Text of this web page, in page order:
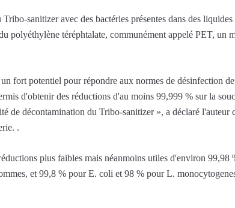
sanitizer avec des bactéries présentes dans des
polyéthylène téréphtalate, communément appelé PET, un
fort potentiel pour répondre aux normes de désinfection
d'obtenir des réductions d'au moins 99,999 % sur la
de décontamination du Tribo-sanitizer », a déclaré l'auteur
.
plus faibles mais néanmoins utiles d'environ 99,98
et 99,8 % pour E. coli et 98 % pour L.